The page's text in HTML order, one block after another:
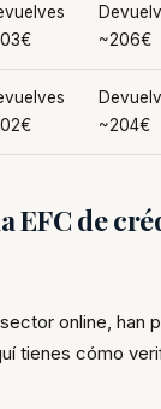
~206€
~204€
EFC de
online, han
tienes cómo